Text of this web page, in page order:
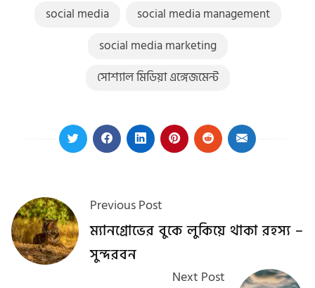
social media
social media management
social media marketing
সোশ্যাল মিডিয়া এঙ্গেজমেন্ট
Previous Post
ম্যানগ্রোভের বুকে লুকিয়ে থাকা রহস্য –
সুন্দরবন
Next Post